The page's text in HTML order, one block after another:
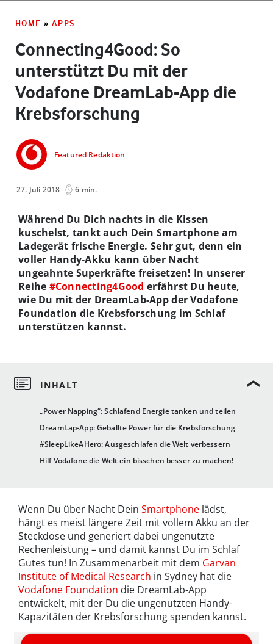
HOME » APPS
Connecting4Good: So
unterstützt Du mit der
Vodafone DreamLab-App die
Krebsforschung
Featured Redaktion
27. Juli 2018 6 min.
„Power Napping“: Schlafend Energie tanken und teilen
DreamLap-App: Geballte Power für die Krebsforschung
#SleepLikeAHero: Ausgeschlafen die Welt verbessern
Hilf Vodafone die Welt ein bisschen besser zu machen!
Während Du Dich nachts in die Kissen
kuschelst, tankt auch Dein Smartphone am
Ladegerät frische Energie. Sehr gut, denn ein
voller Handy-Akku kann über Nacht
ungeahnte Superkräfte freisetzen! In unserer
Reihe #Connecting4Good erfährst Du heute,
wie Du mit der DreamLab-App der Vodafone
Foundation die Krebsforschung im Schlaf
unterstützen kannst.
Wenn Du über Nacht Dein Smartphone lädst,
hängt es meist längere Zeit mit vollem Akku an der
Steckdose und generiert dabei ungenutzte
Rechenleistung – und damit kannst Du im Schlaf
Gutes tun! In Zusammenarbeit mit dem Garvan
Institute of Medical Research in Sydney hat die
Vodafone Foundation die DreamLab-App
entwickelt, mit der Du die ungenutzten Handy-
Kapazitäten der Krebsforschung spenden kannst.